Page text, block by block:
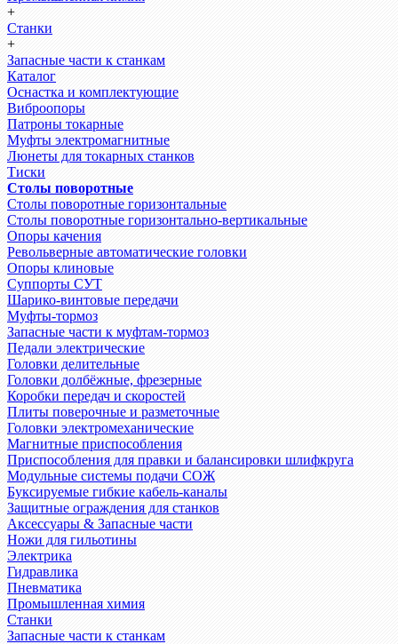
+
Станки
+
Запасные части к станкам
Каталог
Оснастка и комплектующие
Виброопоры
Патроны токарные
Муфты электромагнитные
Люнеты для токарных станков
Тиски
Столы поворотные
Столы поворотные горизонтальные
Столы поворотные горизонтально-вертикальные
Опоры качения
Револьверные автоматические головки
Опоры клиновые
Суппорты СУТ
Шарико-винтовые передачи
Муфты-тормоз
Запасные части к муфтам-тормоз
Педали электрические
Головки делительные
Головки долбёжные, фрезерные
Коробки передач и скоростей
Плиты поверочные и разметочные
Головки электромеханические
Магнитные приспособления
Приспособления для правки и балансировки шлифкруга
Модульные системы подачи СОЖ
Буксируемые гибкие кабель-каналы
Защитные ограждения для станков
Аксессуары & Запасные части
Ножи для гильотины
Электрика
Гидравлика
Пневматика
Промышленная химия
Станки
Запасные части к станкам